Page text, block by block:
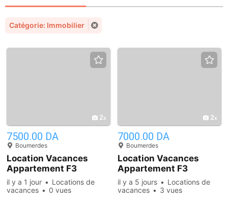
Catégorie: Immobilier
2
7500.00 DA
Boumerdes
Location Vacances
Appartement F3
Boumerdes Boumerdes
il y a 1 jour
Locations de
vacances
0 vues
2
7000.00 DA
Boumerdes
Location Vacances
Appartement F3
Boumerdes
il y a 5 jours
Locations de
vacances
3 vues